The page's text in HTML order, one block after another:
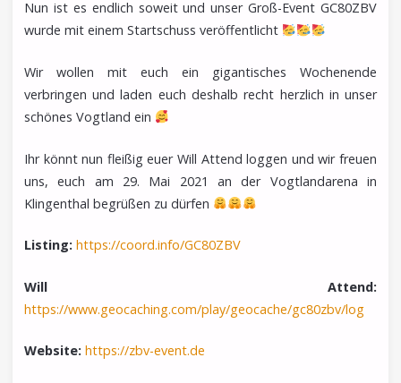
Nun ist es endlich soweit und unser Groß-Event GC80ZBV
wurde mit einem Startschuss veröffentlicht
Wir wollen mit euch ein gigantisches Wochenende
verbringen und laden euch deshalb recht herzlich in unser
schönes Vogtland ein
Ihr könnt nun fleißig euer Will Attend loggen und wir freuen
uns, euch am 29. Mai 2021 an der Vogtlandarena in
Klingenthal begrüßen zu dürfen
Listing: https://coord.info/GC80ZBV
Will Attend:
https://www.geocaching.com/play/geocache/gc80zbv/log
Website: https://zbv-event.de